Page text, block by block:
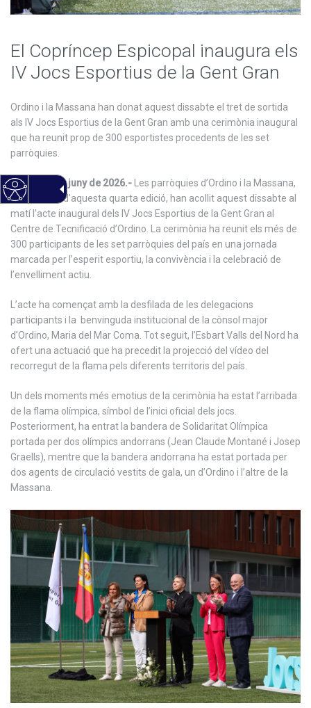
El Copríncep Espicopal inaugura els
IV Jocs Esportius de la Gent Gran
Ordino i la Massana han donat aquest dissabte el tret de sortida
als IV Jocs Esportius de la Gent Gran amb una cerimònia inaugural
que ha reunit prop de 300 esportistes procedents de les set
parròquies.
Ordino, 6 de juny de 2026.- Les parròquies d’Ordino i la Massana,
amfitriones d’aquesta quarta edició, han acollit aquest dissabte al
matí l’acte inaugural dels IV Jocs Esportius de la Gent Gran al
Centre de Tecnificació d’Ordino. La cerimònia ha reunit els més de
300 participants de les set parròquies del país en una jornada
marcada per l’esperit esportiu, la convivència i la celebració de
l’envelliment actiu.
L’acte ha començat amb la desfilada de les delegacions
participants i la benvinguda institucional de la cònsol major
d’Ordino, Maria del Mar Coma. Tot seguit, l’Esbart Valls del Nord ha
ofert una actuació que ha precedit la projecció del vídeo del
recorregut de la flama pels diferents territoris del país.
Un dels moments més emotius de la cerimònia ha estat l’arribada
de la flama olímpica, símbol de l’inici oficial dels jocs.
Posteriorment, ha entrat la bandera de Solidaritat Olímpica
portada per dos olímpics andorrans (Jean Claude Montané i Josep
Graells), mentre que la bandera andorrana ha estat portada per
dos agents de circulació vestits de gala, un d’Ordino i l’altre de la
Massana.